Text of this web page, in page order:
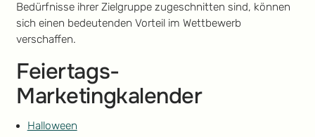
Bedürfnisse ihrer Zielgruppe zugeschnitten sind, können
sich einen bedeutenden Vorteil im Wettbewerb
verschaffen.
Feiertags-
Marketingkalender
Halloween